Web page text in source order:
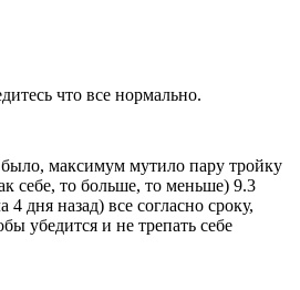
что все нормально.
было, максимум мутило пару тройку
себе, то больше, то меньше) 9.3
4 дня назад) все согласно сроку,
убедится и не трепать себе